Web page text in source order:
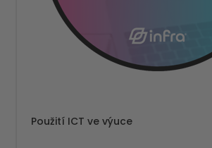
Použití ICT ve výuce